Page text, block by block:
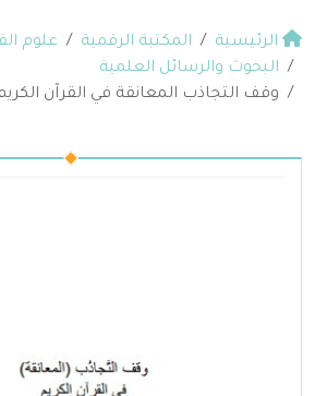
الرئيسية المكتبة الرقمية
علوم
البحوث والرسائل العلمية
وقف التجاذب المعانقة في القرآن